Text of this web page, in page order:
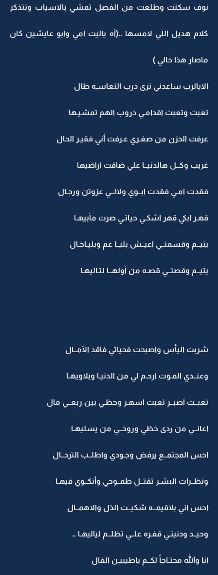
نوف سكتت وطلعت من الفصل تمشي بالاسياب وتتذكر
كلام هديل اللي لامسها ..(آه ياليت امي وابو عايشين كان
ماصار هذا حالي )
الايالرب ساعدني ترى درب التعاسـه طال
تعبت وتعبت اقدامـي دروب الهم تمشيـها
عرفت الحزن من صغـري عـرفت أني فقيـر الحال
غريب وكــل هالدنيــا علي ضاقت اراضيها
فقدت امـي فقدت ابــوي ولالــي عزوتن ورجـال
قهـر ابكي قهر اشكـي حياتـي صرت مأبيهـا
يتيــم وقسمتــي اعيــش بليــا عم وبليـاخـال
يتيــم وقصتــي قصـه من أولهــا لتـاليهـا
شربت اليأس واصبحت فحياتي فاقد الآمــال
وعنــدي المـوت ارحـم لي من الدنيـا وبلاويهـا
تعبــت اصبــر تعبت اسهـر وحظـي بين ربعــي مال
اعانــي من ردى حظي وروحــي من يسليهـا
احس المجتمــع يرفض وجـودي واطلــب الترحــال
ونظــرات البشـر تقتــل طمــوحي وأنكــوي فيهـا
احس اني بلاقيمــه شكيــت الذل والاهمــال
وحيــد ودنيتـي قفـره علــي تظلــم لياليهـا ..
انا والله محتـاجاً لكــم ياطيبيـن الفال